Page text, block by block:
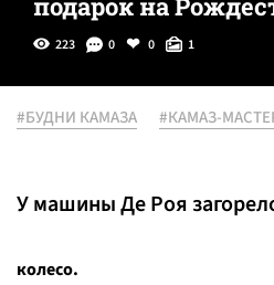
223 0 0 1
#БУДНИ КАМАЗА #КАМАЗ-
У машины Де Роя
колесо.